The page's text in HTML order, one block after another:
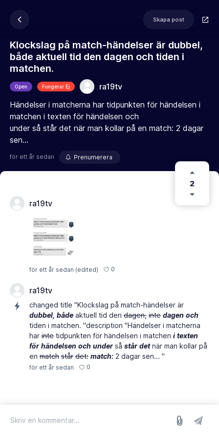
Skapa post
Klockslag på match-händelser är dubbel,
både aktuell tid den dagen och tiden i
matchen.
Open Fungerar Ej
ra19tv
Händelser i matcherna har tidpunkten för händelsen i
matchen i texten för händelsen och
under så står det när man kollar på en match: 2 dagar
sen...
för ett år sedan Prenumerera
2
ra19tv
för ett år sedan (edited) 0
ra19tv
changed title "Klockslag på match-händelser är
dubbel, både aktuell tid den dagen, inte dagen och
tiden i matchen. "description "Händelser i matcherna
har inte tidpunkten för händelsen i matchen i texten
för händelsen och under så står detnär man kollar på
en match står det: match: 2 dagar sen... "
för ett år sedan 0